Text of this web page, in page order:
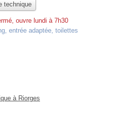
technique
ouvre lundi à 7h30
entrée adaptée, toilettes
à Riorges